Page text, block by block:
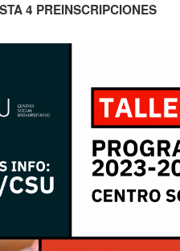
4 PREINSCRIPCIONES